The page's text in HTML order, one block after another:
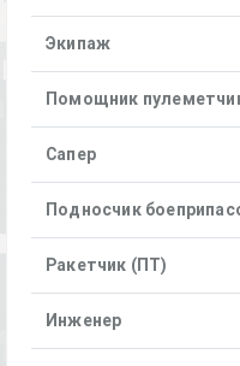
Экипаж
Помощник
Сапер
Подносчик
Ракетчик (ПТ)
Инженер